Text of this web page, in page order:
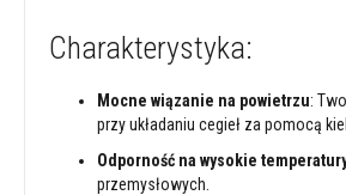
szamotowe
Wysokoglinowe
Charakterystyka:
Mocne wiązanie na powietrzu:
przy układaniu cegieł za pomocą
Odporność na wysokie
przemysłowych.